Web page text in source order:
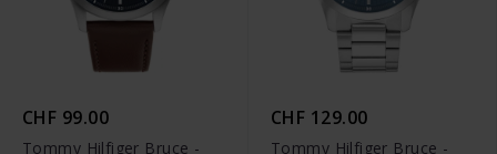
CHF 99.00
Tommy Hilfiger Bruce -
CHF 129.00
Tommy Hilfiger Bruce -